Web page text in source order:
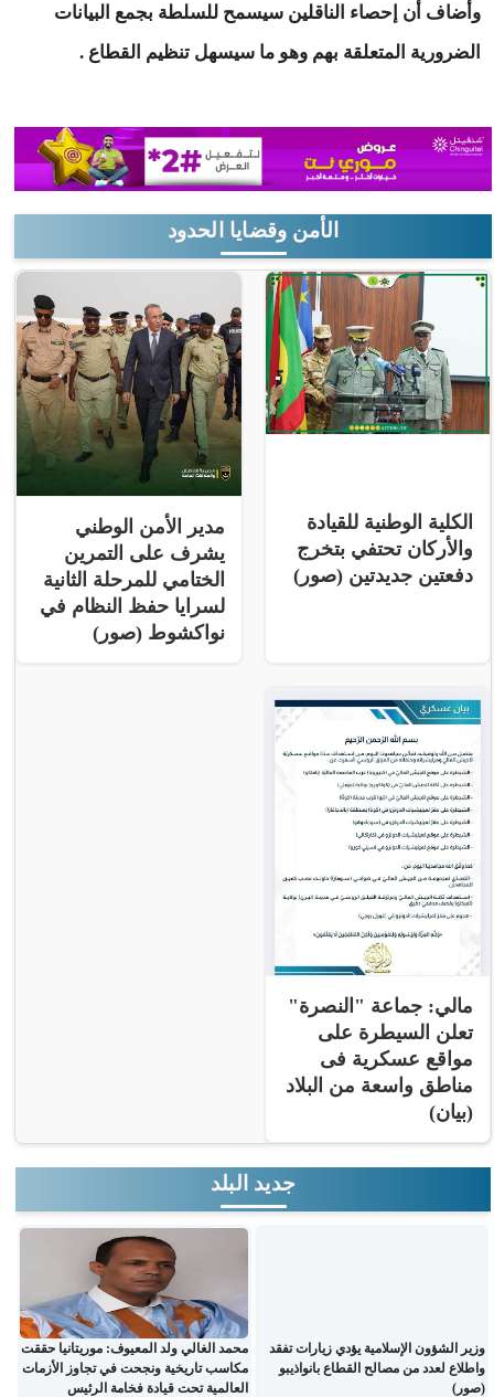
وأضاف أن إحصاء الناقلين سيسمح للسلطة بجمع البيانات
الضرورية المتعلقة بهم وهو ما سيسهل تنظيم القطاع .
الأمن وقضايا الحدود
الكلية الوطنية للقيادة
والأركان تحتفي بتخرج
دفعتين جديدتين (صور)
مدير الأمن الوطني
يشرف على التمرين
الختامي للمرحلة الثانية
لسرايا حفظ النظام في
نواكشوط (صور)
مالي: جماعة "النصرة"
تعلن السيطرة على
مواقع عسكرية فى
مناطق واسعة من البلاد
(بيان)
جديد البلد
وزير الشؤون الإسلامية يؤدي زيارات تفقد
واطلاع لعدد من مصالح القطاع بانواذيبو
(صور)
محمد الغالي ولد المعيوف: موريتانيا حققت
مكاسب تاريخية ونجحت في تجاوز الأزمات
العالمية تحت قيادة فخامة الرئيس